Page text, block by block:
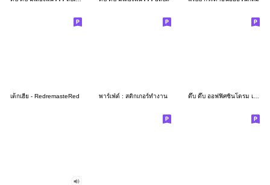
เด็กเฮีย - RedremasteRed พาร์เฟ่ต์ : สติกเกอร์ทำงาน ดึ๊บ ดึ๊บ ออฟฟิศซินโดรม เจ็ด